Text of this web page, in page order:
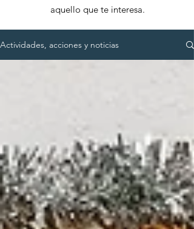
aquello que te interesa.
Actividades, acciones y noticias